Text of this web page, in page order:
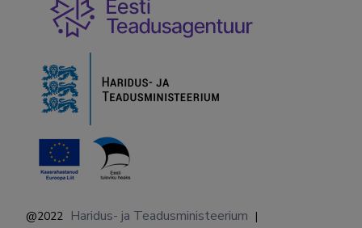
@2022 Haridus- ja Teadusministeerium |